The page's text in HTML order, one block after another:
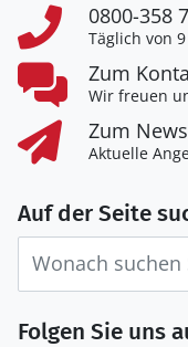
0800-358
Täglich von
Zum
Wir freuen
Zum
Aktuelle
Auf der Seite
Folgen Sie uns